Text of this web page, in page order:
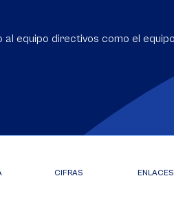
al equipo directivos como el
CIFRAS